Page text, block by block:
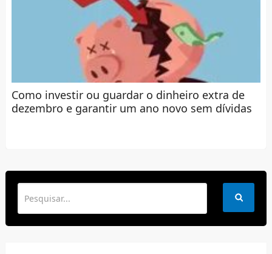
Como investir ou guardar o dinheiro extra de
dezembro e garantir um ano novo sem dívidas